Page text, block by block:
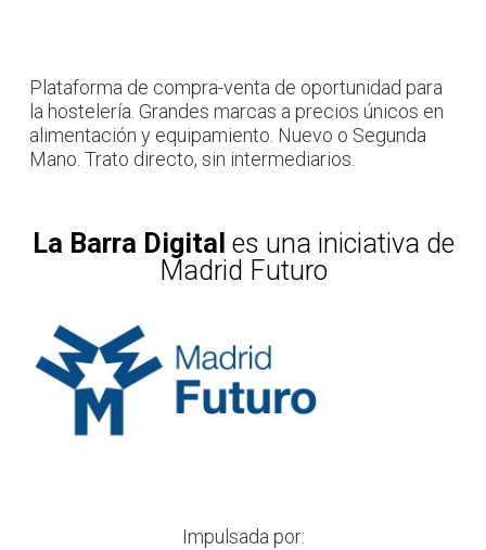
Plataforma de compra-venta de oportunidad para
la hostelería. Grandes marcas a precios únicos en
alimentación y equipamiento. Nuevo o Segunda
Mano. Trato directo, sin intermediarios.
La Barra Digital es una iniciativa de
Madrid Futuro
Impulsada por: